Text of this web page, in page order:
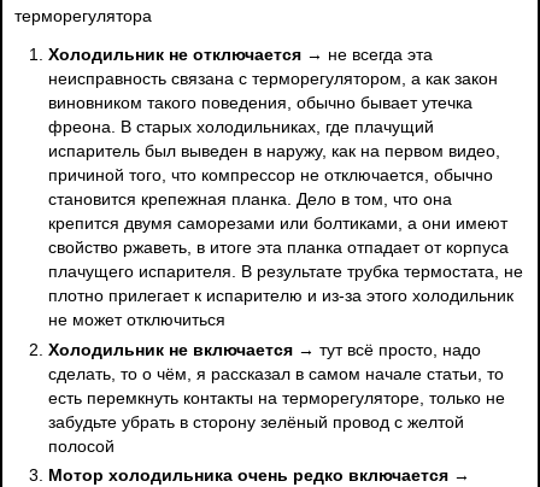
терморегулятора
Холодильник не отключается → не всегда эта
неисправность связана с терморегулятором, а как закон
виновником такого поведения, обычно бывает утечка
фреона. В старых холодильниках, где плачущий
испаритель был выведен в наружу, как на первом видео,
причиной того, что компрессор не отключается, обычно
становится крепежная планка. Дело в том, что она
крепится двумя саморезами или болтиками, а они имеют
свойство ржаветь, в итоге эта планка отпадает от корпуса
плачущего испарителя. В результате трубка термостата, не
плотно прилегает к испарителю и из-за этого холодильник
не может отключиться
Холодильник не включается → тут всё просто, надо
сделать, то о чём, я рассказал в самом начале статьи, то
есть перемкнуть контакты на терморегуляторе, только не
забудьте убрать в сторону зелёный провод с желтой
полосой
Мотор холодильника очень редко включается →